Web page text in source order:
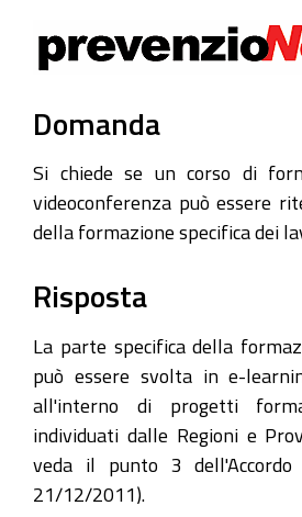
Domanda
Si chiede se un corso di
videoconferenza può essere
della formazione specifica dei
Risposta
La parte specifica della
può essere svolta in e-
all'interno di progetti
individuati dalle Regioni e
veda il punto 3 dell'Accordo
21/12/2011).